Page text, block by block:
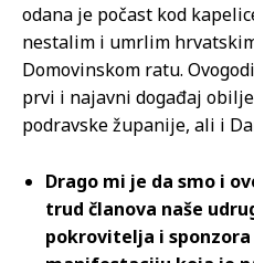
odana je počast kod
nestalim i umrlim
Domovinskom ratu.
prvi i najavni događaj
podravske županije, ali i
Drago mi je da smo i
trud članova naše
pokrovitelja i